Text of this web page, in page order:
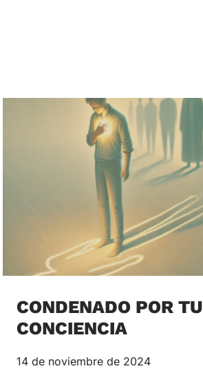
CONDENADO POR TU
CONCIENCIA
14 de noviembre de 2024